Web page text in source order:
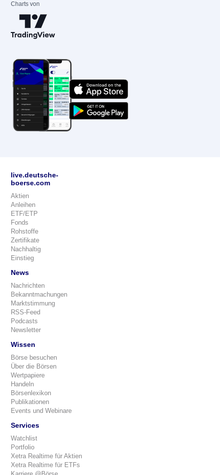
Charts von
live.deutsche-
boerse.com
Aktien
Anleihen
ETF/ETP
Fonds
Rohstoffe
Zertifikate
Nachhaltig
Einstieg
News
Nachrichten
Bekanntmachungen
Marktstimmung
RSS-Feed
Podcasts
Newsletter
Wissen
Börse besuchen
Über die Börsen
Wertpapiere
Handeln
Börsenlexikon
Publikationen
Events und Webinare
Services
Watchlist
Portfolio
Xetra Realtime für Aktien
Xetra Realtime für ETFs